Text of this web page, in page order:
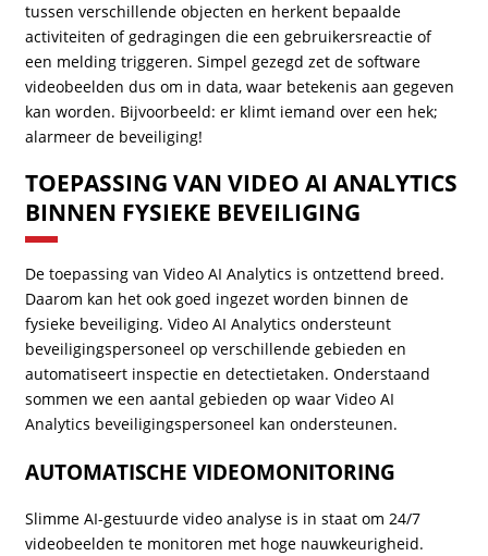
tussen verschillende objecten en herkent bepaalde
activiteiten of gedragingen die een gebruikersreactie of
een melding triggeren. Simpel gezegd zet de software
videobeelden dus om in data, waar betekenis aan gegeven
kan worden. Bijvoorbeeld: er klimt iemand over een hek;
alarmeer de beveiliging!
TOEPASSING VAN VIDEO AI ANALYTICS
BINNEN FYSIEKE BEVEILIGING
De toepassing van Video AI Analytics is ontzettend breed.
Daarom kan het ook goed ingezet worden binnen de
fysieke beveiliging. Video AI Analytics ondersteunt
beveiligingspersoneel op verschillende gebieden en
automatiseert inspectie en detectietaken. Onderstaand
sommen we een aantal gebieden op waar Video AI
Analytics beveiligingspersoneel kan ondersteunen.
AUTOMATISCHE VIDEOMONITORING
Slimme AI-gestuurde video analyse is in staat om 24/7
videobeelden te monitoren met hoge nauwkeurigheid.